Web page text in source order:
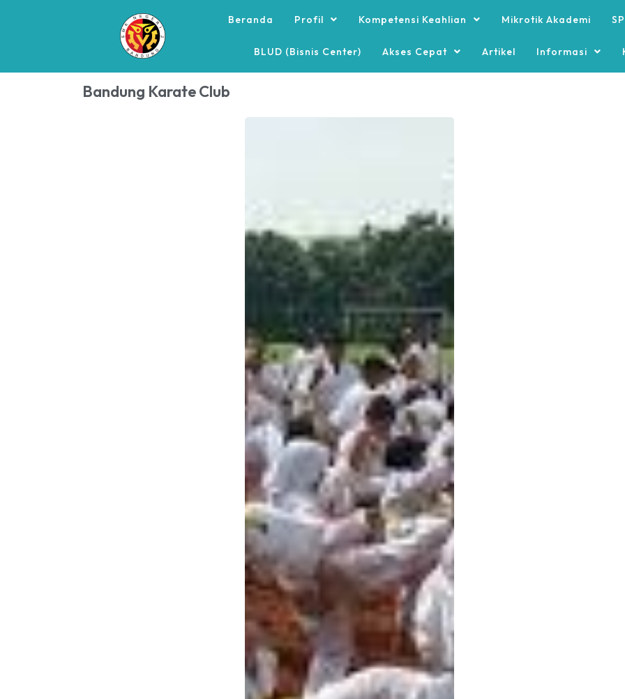
Beranda Profil Kompetensi Keahlian Mikrotik Akademi
BLUD (Bisnis Center) Akses Cepat Artikel Informasi
Bandung Karate Club
LIBUR HARI RAYA IDUL ADHA 1447H/...
30 Maret 2026